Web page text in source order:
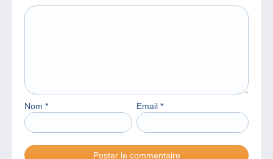
Nom * Email *